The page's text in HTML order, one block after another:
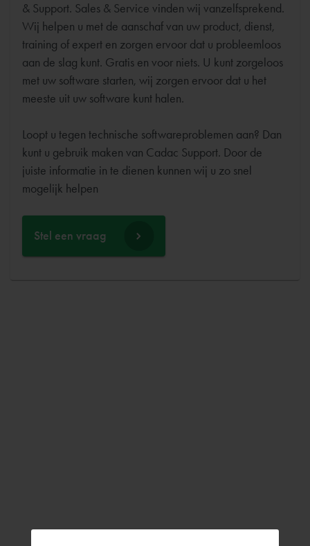
& Support. Sales & Service vinden wij vanzelfsprekend.
Wij helpen u met de aanschaf van uw product, dienst,
training of expert en zorgen ervoor dat u probleemloos
aan de slag kunt. Gratis en voor niets. U kunt zorgeloos
met uw software starten, wij zorgen ervoor dat u het
meeste uit uw software kunt halen.
Loopt u tegen technische softwareproblemen aan? Dan
kunt u gebruik maken van Cadac Support. Door de
juiste informatie in te dienen kunnen wij u zo snel
Stel een vraag